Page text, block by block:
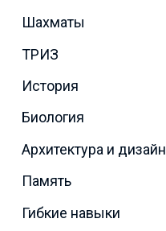
Шахматы
ТРИЗ
История
Биология
Архитектура и дизайн
Память
Гибкие навыки